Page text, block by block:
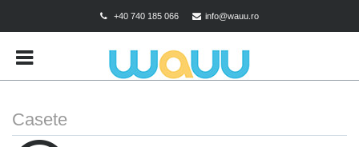
CONTACT
+40 740 185 066 info@wauu.ro
Casete